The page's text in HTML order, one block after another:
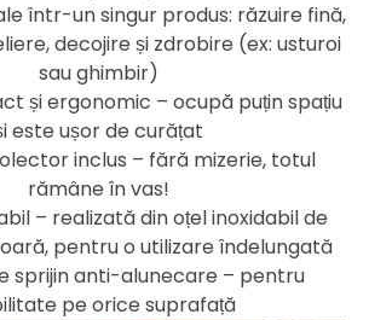
într-un singur produs: răzuire fină,
decojire și zdrobire (ex: usturoi
sau ghimbir)
și ergonomic – ocupă puțin spațiu
este ușor de curățat
inclus – fără mizerie, totul
rămâne în vas!
– realizată din oțel inoxidabil de
pentru o utilizare îndelungată
sprijin anti-alunecare – pentru
pe orice suprafață